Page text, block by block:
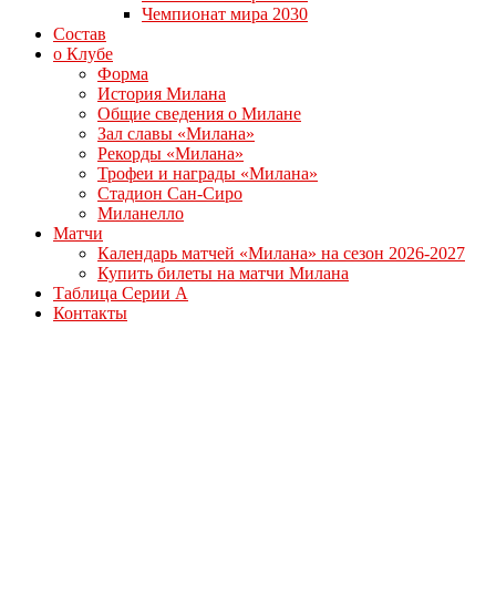
Чемпионат мира 2030
Состав
о Клубе
Форма
История Милана
Общие сведения о Милане
Зал славы «Милана»
Рекорды «Милана»
Трофеи и награды «Милана»
Стадион Сан-Сиро
Миланелло
Матчи
Календарь матчей «Милана» на сезон 2026-2027
Купить билеты на матчи Милана
Таблица Серии А
Контакты